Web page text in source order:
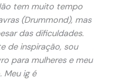
tem muito tempo
(Drummond), mas
das dificuldades.
de inspiração, sou
para mulheres e meu
Meu ig é